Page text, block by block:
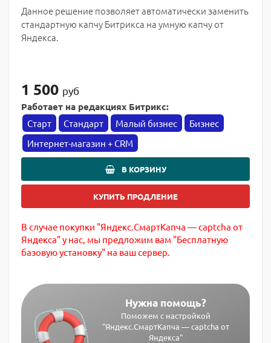
Данное решение позволяет автоматически заменить
стандартную капчу Битрикса на умную капчу от
Яндекса.
1 500 руб
Работает на редакциях Битрикс:
Старт Стандарт Малый бизнес
Бизнес
Интернет-магазин + CRM
В КОРЗИНУ
КУПИТЬ ПРОДЛЕНИЕ
В случае покупки "Яндекс.СмартКапча — captcha от
Яндекса" у нас, мы предложим вам "Бесплатную
базовую установку" на ваш сервер.
Нужна помощь?
Поможем с настройкой
"Яндекс.СмартКапча — captcha от
Яндекса"